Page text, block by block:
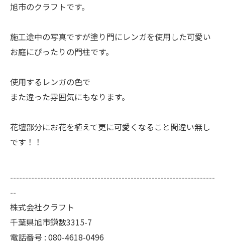
旭市のクラフトです。
施工途中の写真ですが塗り門にレンガを使用した可愛い
お庭にぴったりの門柱です。
使用するレンガの色で
また違った雰囲気にもなります。
花壇部分にお花を植えて更に可愛くなること間違い無し
です！！
--------------------------------------------------------------------
--
株式会社クラフト
千葉県旭市鎌数3315-7
電話番号 : 080-4618-0496